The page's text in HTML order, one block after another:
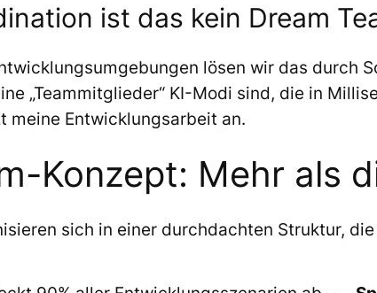
ist das kein Dream
lösen wir das durch
„Teammitglieder“ KI-Modi sind, die in
meine Entwicklungsarbeit an.
Konzept: Mehr als
sich in einer durchdachten Struktur,